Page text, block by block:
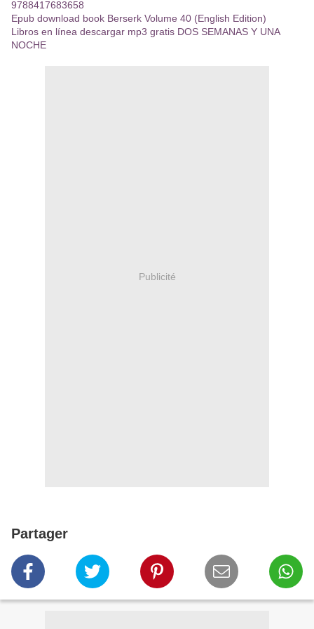
9788417683658
Epub download book Berserk Volume 40 (English Edition)
Libros en línea descargar mp3 gratis DOS SEMANAS Y UNA
NOCHE
Publicité
Partager